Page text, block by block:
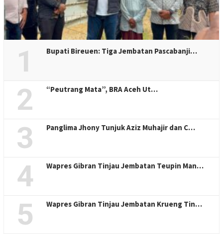
1 Bupati Bireuen: Tiga Jembatan Pascabanji…
2 “Peutrang Mata”, BRA Aceh Ut…
3 Panglima Jhony Tunjuk Aziz Muhajir dan C…
4 Wapres Gibran Tinjau Jembatan Teupin Man…
5 Wapres Gibran Tinjau Jembatan Krueng Tin…